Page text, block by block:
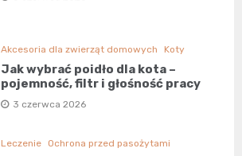
Akcesoria dla zwierząt domowych Koty
Jak wybrać poidło dla kota –
pojemność, filtr i głośność pracy
3 czerwca 2026
Leczenie
Ochrona przed pasożytami